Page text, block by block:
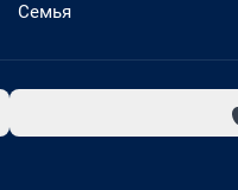
Семья